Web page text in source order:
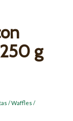
g
/ Waffles /